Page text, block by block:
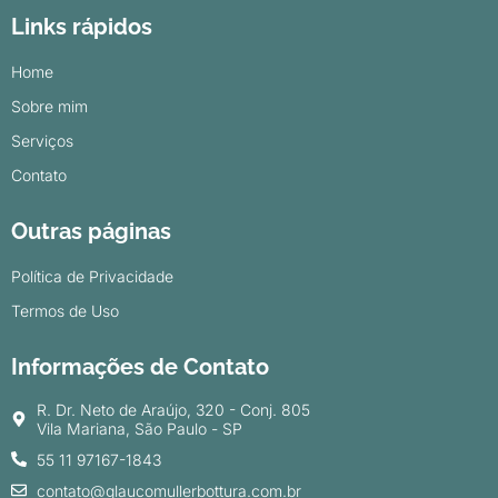
Links rápidos
Home
Sobre mim
Serviços
Contato
Outras páginas
Política de Privacidade
Termos de Uso
Informações de Contato
R. Dr. Neto de Araújo, 320 - Conj. 805
Vila Mariana, São Paulo - SP
55 11 97167-1843
contato@glaucomullerbottura.com.br